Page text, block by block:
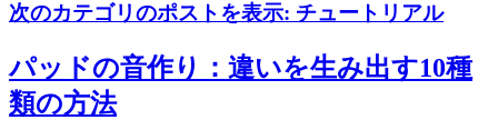
次のカテゴリのポストを表示: チュートリアル
パッドの音作り：違いを生み出す10種
類の方法